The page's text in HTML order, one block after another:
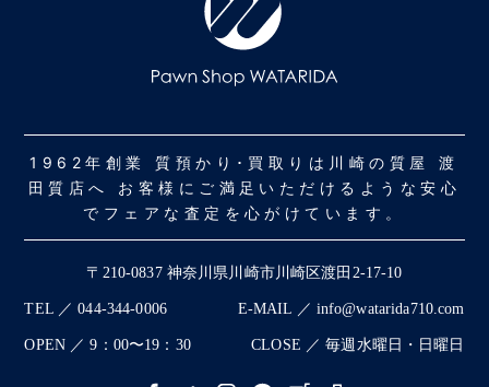
1962年創業 質預かり･買取りは川崎の質屋 渡
田質店へ お客様にご満足いただけるような安心
でフェアな査定を心がけています。
〒210-0837 神奈川県川崎市川崎区渡田2-17-10
TEL ／ 044-344-0006 E-MAIL ／ info@watarida710.com
OPEN ／ 9：00〜19：30 CLOSE ／ 毎週水曜日・日曜日